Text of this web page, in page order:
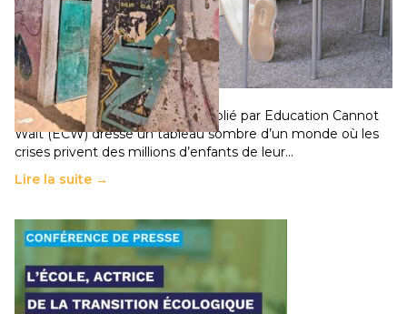
258 millions d’enfants victimes de la guerre, des
chocs climatiques et des déplacements de
population
11 juillet 2026- National
Un nouveau rapport mondial publié par Education Cannot
Wait (ECW) dresse un tableau sombre d’un monde où les
crises privent des millions d’enfants de leur…
Lire la suite →